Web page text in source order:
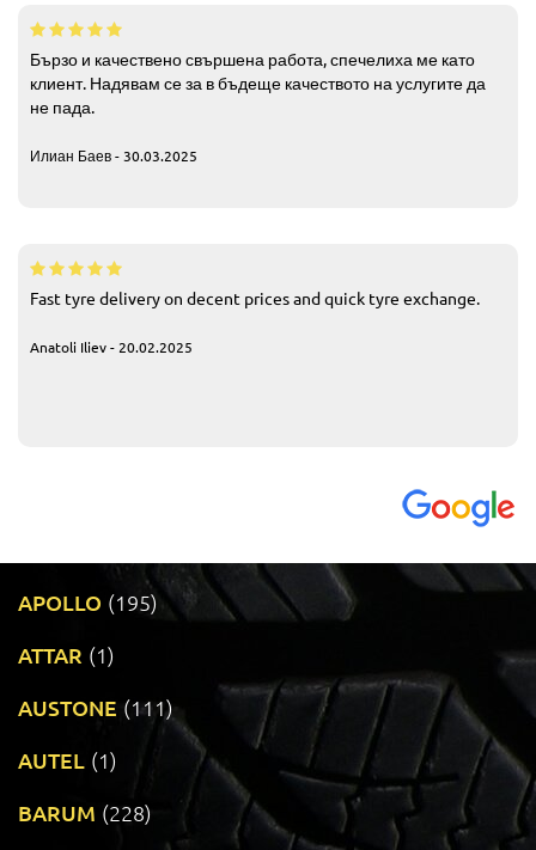
Бързо и качествено свършена работа, спечелиха ме като
клиент. Надявам се за в бъдеще качеството на услугите да
не пада.
Илиан Баев - 30.03.2025
Fast tyre delivery on decent prices and quick tyre exchange.
Anatoli Iliev - 20.02.2025
APOLLO (195)
ATTAR (1)
AUSTONE (111)
AUTEL (1)
BARUM (228)